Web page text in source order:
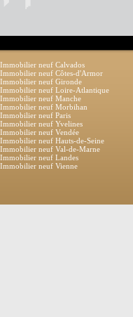
Immobilier neuf Calvados
Immobilier neuf Côtes-d'Armor
Immobilier neuf Gironde
Immobilier neuf Loire-Atlantique
Immobilier neuf Manche
Immobilier neuf Morbihan
Immobilier neuf Paris
Immobilier neuf Yvelines
Immobilier neuf Vendée
Immobilier neuf Hauts-de-Seine
Immobilier neuf Val-de-Marne
Immobilier neuf Landes
Immobilier neuf Vienne